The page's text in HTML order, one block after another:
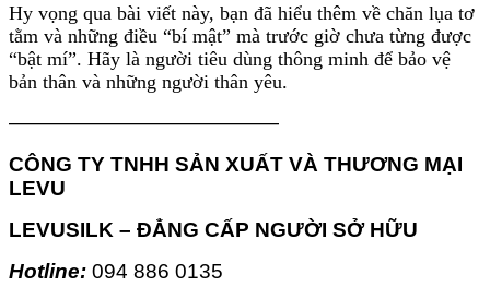
Hy vọng qua bài viết này, bạn đã hiểu thêm về chăn lụa tơ
tằm và những điều “bí mật” mà trước giờ chưa từng được
“bật mí”. Hãy là người tiêu dùng thông minh để bảo vệ
bản thân và những người thân yêu.
—————————————
CÔNG TY TNHH SẢN XUẤT VÀ THƯƠNG MẠI
LEVU
LEVUSILK – ĐẲNG CẤP NGƯỜI SỞ HỮU
Hotline: 094 886 0135